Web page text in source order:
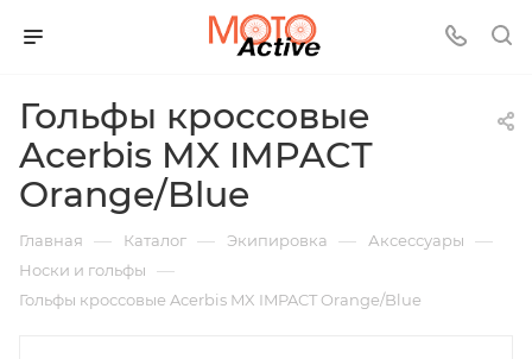
Гольфы кроссовые
Acerbis MX IMPACT
Orange/Blue
Главная — Каталог — Экипировка — Аксессуары —
Носки и гольфы —
Гольфы кроссовые Acerbis MX IMPACT Orange/Blue